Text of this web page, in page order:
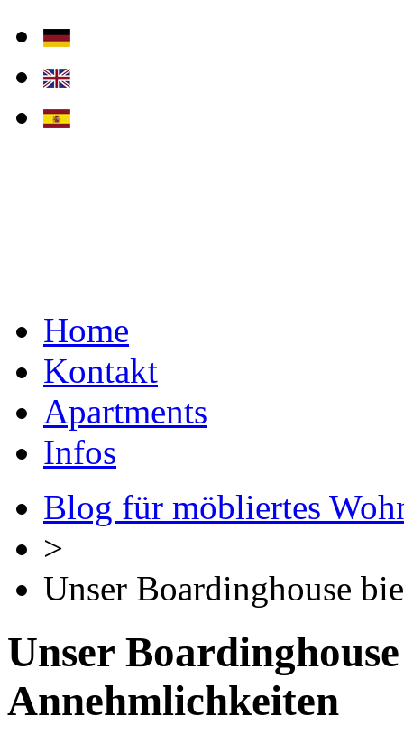
Home
Kontakt
Apartments
Infos
Blog für möbliertes
>
Unser Boardinghouse
Unser
Annehmlichkeiten